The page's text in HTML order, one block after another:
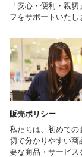
「安心・便利・親
フをサポートいたし
販売ポリシー
私たちは、初めての
切で分かりやすい商
要な商品・サービス